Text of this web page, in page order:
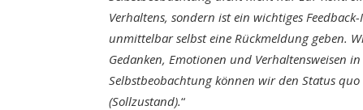
Verhaltens, sondern ist ein wichtiges
unmittelbar selbst eine Rückmeldung geben.
Gedanken, Emotionen und Verhaltensweisen
Selbstbeobachtung können wir den Status
(Sollzustand).“